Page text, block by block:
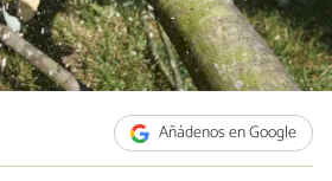
Añádenos en Google